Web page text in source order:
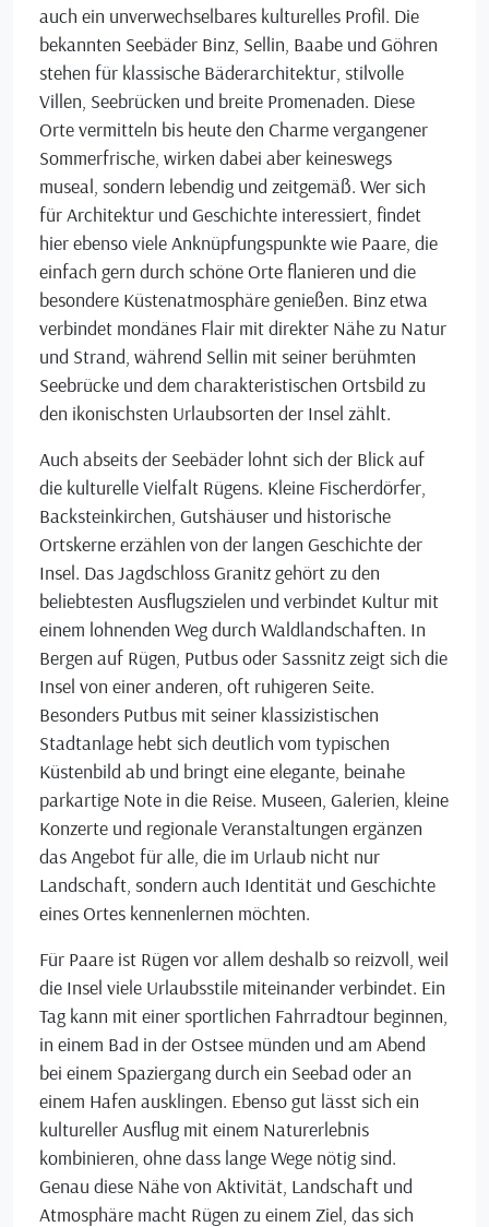
auch ein unverwechselbares kulturelles Profil. Die
bekannten Seebäder Binz, Sellin, Baabe und Göhren
stehen für klassische Bäderarchitektur, stilvolle
Villen, Seebrücken und breite Promenaden. Diese
Orte vermitteln bis heute den Charme vergangener
Sommerfrische, wirken dabei aber keineswegs
museal, sondern lebendig und zeitgemäß. Wer sich
für Architektur und Geschichte interessiert, findet
hier ebenso viele Anknüpfungspunkte wie Paare, die
einfach gern durch schöne Orte flanieren und die
besondere Küstenatmosphäre genießen. Binz etwa
verbindet mondänes Flair mit direkter Nähe zu Natur
und Strand, während Sellin mit seiner berühmten
Seebrücke und dem charakteristischen Ortsbild zu
den ikonischsten Urlaubsorten der Insel zählt.
Auch abseits der Seebäder lohnt sich der Blick auf
die kulturelle Vielfalt Rügens. Kleine Fischerdörfer,
Backsteinkirchen, Gutshäuser und historische
Ortskerne erzählen von der langen Geschichte der
Insel. Das Jagdschloss Granitz gehört zu den
beliebtesten Ausflugszielen und verbindet Kultur mit
einem lohnenden Weg durch Waldlandschaften. In
Bergen auf Rügen, Putbus oder Sassnitz zeigt sich die
Insel von einer anderen, oft ruhigeren Seite.
Besonders Putbus mit seiner klassizistischen
Stadtanlage hebt sich deutlich vom typischen
Küstenbild ab und bringt eine elegante, beinahe
parkartige Note in die Reise. Museen, Galerien, kleine
Konzerte und regionale Veranstaltungen ergänzen
das Angebot für alle, die im Urlaub nicht nur
Landschaft, sondern auch Identität und Geschichte
eines Ortes kennenlernen möchten.
Für Paare ist Rügen vor allem deshalb so reizvoll, weil
die Insel viele Urlaubsstile miteinander verbindet. Ein
Tag kann mit einer sportlichen Fahrradtour beginnen,
in einem Bad in der Ostsee münden und am Abend
bei einem Spaziergang durch ein Seebad oder an
einem Hafen ausklingen. Ebenso gut lässt sich ein
kultureller Ausflug mit einem Naturerlebnis
kombinieren, ohne dass lange Wege nötig sind.
Genau diese Nähe von Aktivität, Landschaft und
Atmosphäre macht Rügen zu einem Ziel, das sich